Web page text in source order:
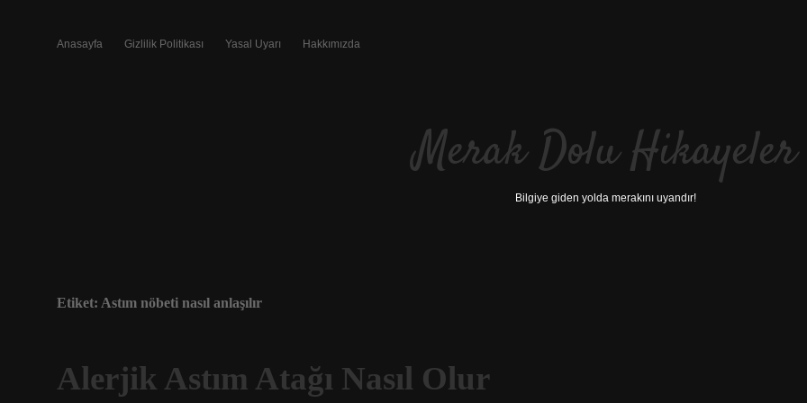
Anasayfa Gizlilik Politikası Yasal Uyarı Hakkımızda
Merak Dolu Hikayeler
Bilgiye giden yolda merakını uyandır!
Etiket: Astım nöbeti nasıl anlaşılır
Alerjik Astım Atağı Nasıl Olur